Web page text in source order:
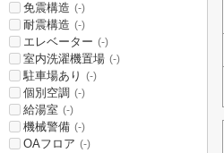
免震構造 (-)
耐震構造 (-)
エレベーター (-)
室内洗濯機置場 (-)
駐車場あり (-)
個別空調 (-)
給湯室 (-)
機械警備 (-)
OAフロア (-)